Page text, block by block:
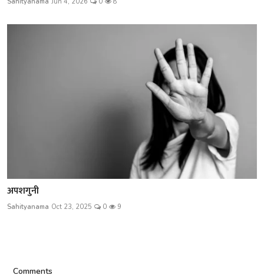
अपशगुनी
Sahityanama Oct 23, 2025 0 9
Comments